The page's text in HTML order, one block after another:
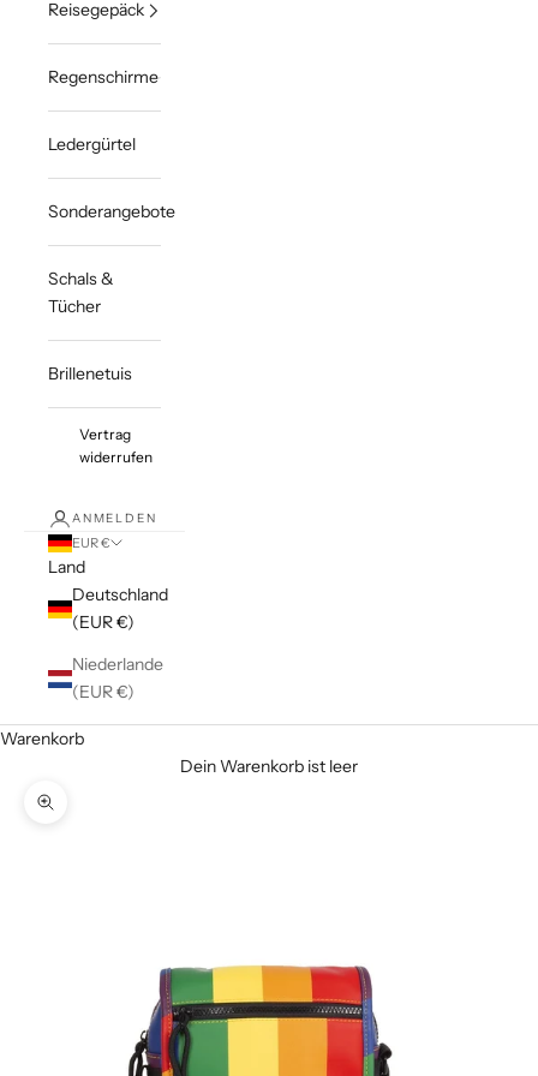
Reisegepäck
Regenschirme
Ledergürtel
Sonderangebote
Schals &
Tücher
Brillenetuis
Vertrag
widerrufen
ANMELDEN
EUR €
Land
Deutschland
(EUR €)
Niederlande
(EUR €)
Warenkorb
Dein Warenkorb ist leer
Bild vergrößern